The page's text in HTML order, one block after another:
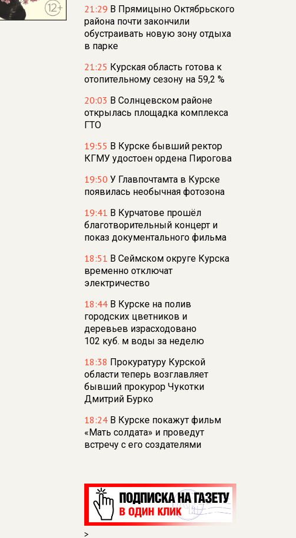
21:29 В Прямицыно Октябрьского
района почти закончили
обустраивать новую зону отдыха
в парке
21:25 Курская область готова к
отопительному сезону на 59,2 %
20:03 В Солнцевском районе
открылась площадка комплекса
ГТО
19:55 В Курске бывший ректор
КГМУ удостоен ордена Пирогова
19:50 У Главпочтамта в Курске
появилась необычная фотозона
19:41 В Курчатове прошёл
благотворительный концерт и
показ документального фильма
18:51 В Сеймском округе Курска
временно отключат
электричество
18:44 В Курске на полив
городских цветников и
деревьев израсходовано
102 куб. м воды за неделю
18:38 Прокуратуру Курской
области теперь возглавляет
бывший прокурор Чукотки
Дмитрий Бурко
18:24 В Курске покажут фильм
«Мать солдата» и проведут
встречу с его создателями
из‑за проблем с водоснабжением
17:23
В Курске установили две
камеры ПДД на превышение
>